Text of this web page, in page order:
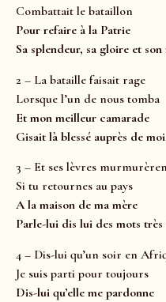
Combattait le bataillon
Pour refaire à la Patrie
Sa splendeur, sa gloire et
2 – La bataille faisait rage
Lorsque l’un de nous tomba
Et mon meilleur camarade
Gisait là blessé auprès de
3 – Et ses lèvres
Si tu retournes au pays
A la maison de ma mère
Parle-lui dis lui des mots très
4 – Dis-lui qu’un soir en
Je suis parti pour toujours
Dis-lui qu’elle me pardonne